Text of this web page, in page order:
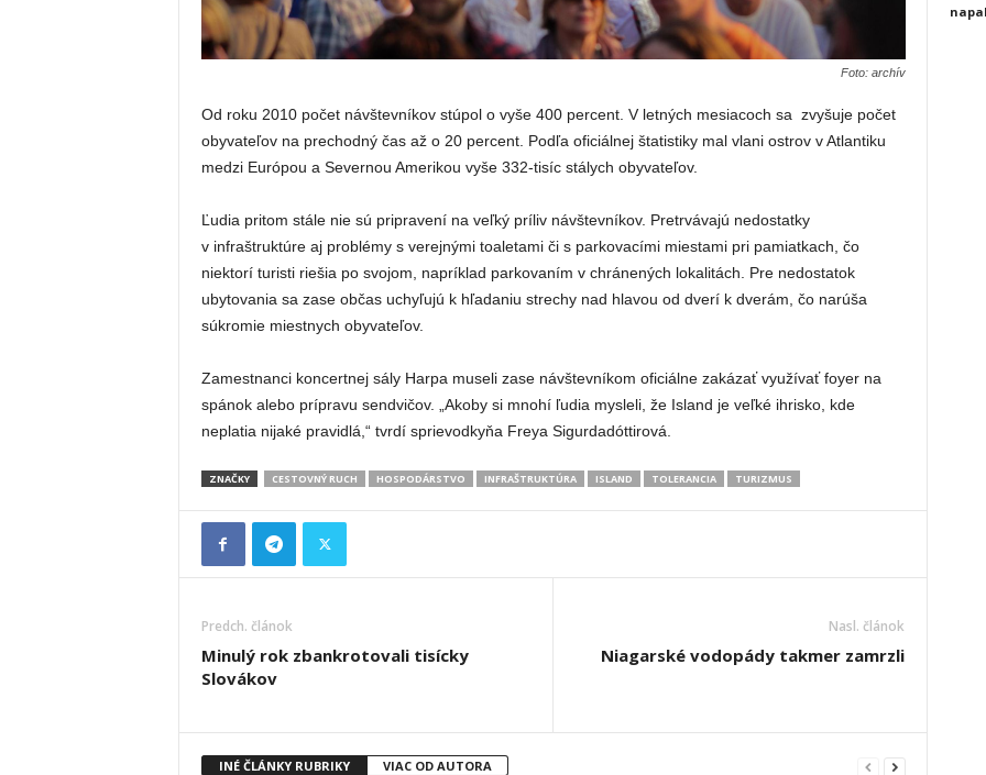
Foto: archív
Od roku 2010 počet návštevníkov stúpol o vyše 400 percent. V letných mesiacoch sa zvyšuje počet
obyvateľov na prechodný čas až o 20 percent. Podľa oficiálnej štatistiky mal vlani ostrov v Atlantiku
medzi Európou a Severnou Amerikou vyše 332-tisíc stálych obyvateľov.
Ľudia pritom stále nie sú pripravení na veľký príliv návštevníkov. Pretrvávajú nedostatky
v infraštruktúre aj problémy s verejnými toaletami či s parkovacími miestami pri pamiatkach, čo
niektorí turisti riešia po svojom, napríklad parkovaním v chránených lokalitách. Pre nedostatok
ubytovania sa zase občas uchyľujú k hľadaniu strechy nad hlavou od dverí k dverám, čo narúša
súkromie miestnych obyvateľov.
Zamestnanci koncertnej sály Harpa museli zase návštevníkom oficiálne zakázať využívať foyer na
spánok alebo prípravu sendvičov. „Akoby si mnohí ľudia mysleli, že Island je veľké ihrisko, kde
neplatia nijaké pravidlá,“ tvrdí sprievodkyňa Freya Sigurdadóttirová.
ZNAČKY CESTOVNÝ RUCH HOSPODÁRSTVO INFRAŠTRUKTÚRA ISLAND TOLERANCIA TURIZMUS
Predch. článok
Minulý rok zbankrotovali tisícky
Slovákov
Nasl. článok
Niagarské vodopády takmer zamrzli
INÉ ČLÁNKY RUBRIKY VIAC OD AUTORA